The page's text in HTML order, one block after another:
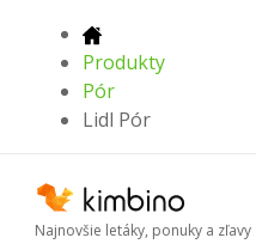
Produkty
Pór
Lidl Pór
Najnovšie letáky, ponuky a zľavy